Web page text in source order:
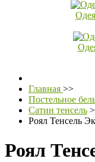
Главная >>
Постельное
Сатин тенсель
Роял Тенсель
Роял